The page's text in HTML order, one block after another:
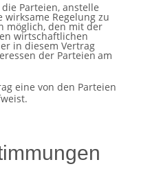
Parteien, anstelle
Regelung zu
möglich, den mit der
wirtschaftlichen
in diesem Vertrag
der Parteien am
eine von den Parteien